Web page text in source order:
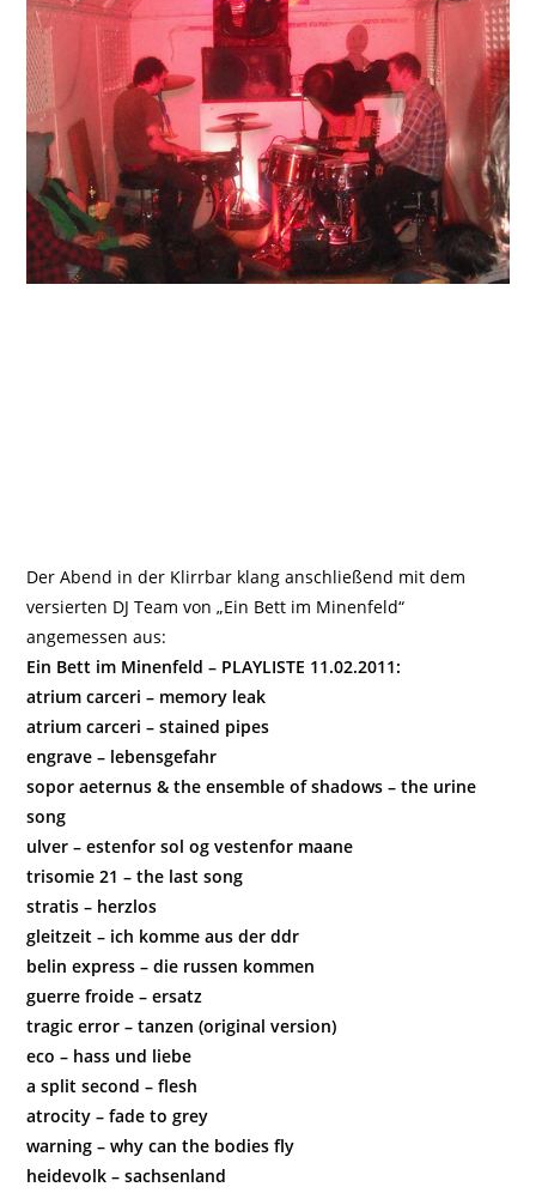
Der Abend in der Klirrbar klang anschließend mit dem
versierten DJ Team von „Ein Bett im Minenfeld“
angemessen aus:
Ein Bett im Minenfeld – PLAYLISTE 11.02.2011:
atrium carceri – memory leak
atrium carceri – stained pipes
engrave – lebensgefahr
sopor aeternus & the ensemble of shadows – the urine
song
ulver – estenfor sol og vestenfor maane
trisomie 21 – the last song
stratis – herzlos
gleitzeit – ich komme aus der ddr
belin express – die russen kommen
guerre froide – ersatz
tragic error – tanzen (original version)
eco – hass und liebe
a split second – flesh
atrocity – fade to grey
warning – why can the bodies fly
heidevolk – sachsenland